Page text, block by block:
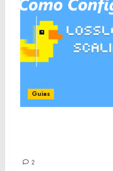
Guias
2